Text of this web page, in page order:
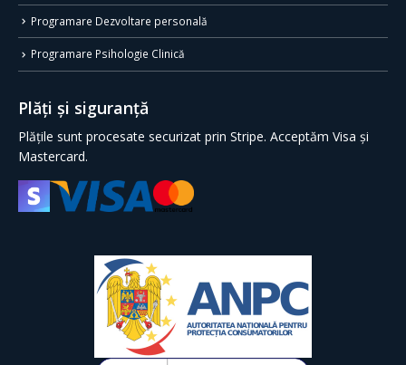
Programare Dezvoltare personală
Programare Psihologie Clinică
Plăți și siguranță
Plățile sunt procesate securizat prin Stripe. Acceptăm Visa și
Mastercard.